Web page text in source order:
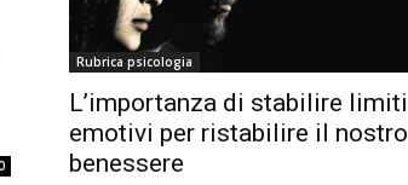
Rubrica psicologia
L’importanza di stabilire limiti
emotivi per ristabilire il nostro
benessere